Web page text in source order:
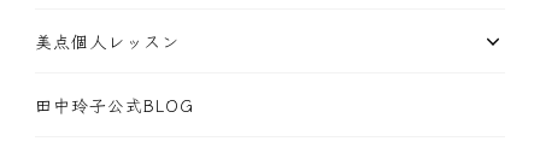
美点個人レッスン
田中玲子公式BLOG